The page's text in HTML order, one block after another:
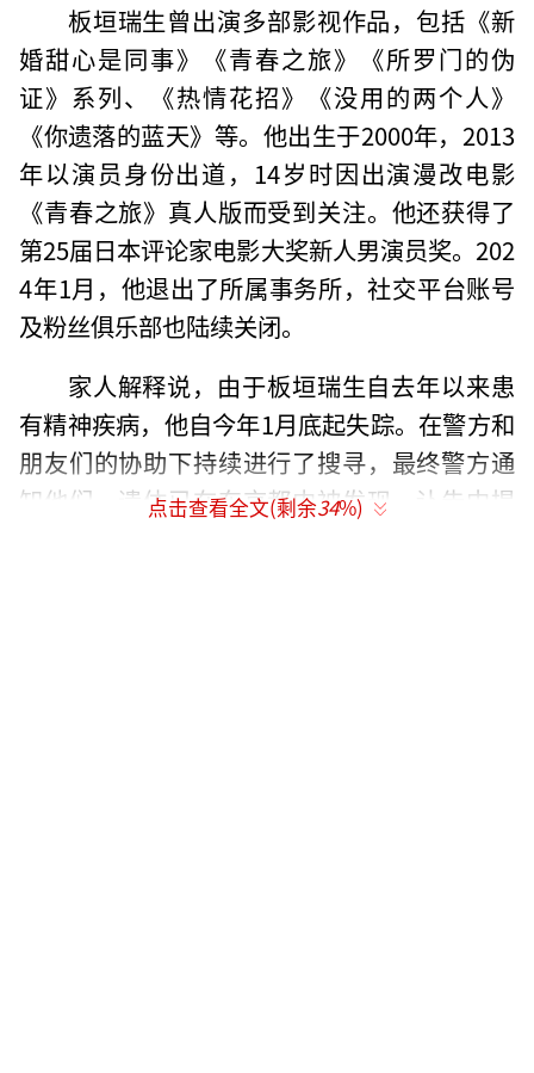
板垣瑞生曾出演多部影视作品，包括《新
婚甜心是同事》《青春之旅》《所罗门的伪
证》系列、《热情花招》《没用的两个人》
《你遗落的蓝天》等。他出生于2000年，2013
年以演员身份出道，14岁时因出演漫改电影
《青春之旅》真人版而受到关注。他还获得了
第25届日本评论家电影大奖新人男演员奖。202
4年1月，他退出了所属事务所，社交平台账号
及粉丝俱乐部也陆续关闭。
家人解释说，由于板垣瑞生自去年以来患
有精神疾病，他自今年1月底起失踪。在警方和
朋友们的协助下持续进行了搜寻，最终警方通
知他们，遗体已在东京都内被发现。讣告中提
点击查看全文(剩余34%)